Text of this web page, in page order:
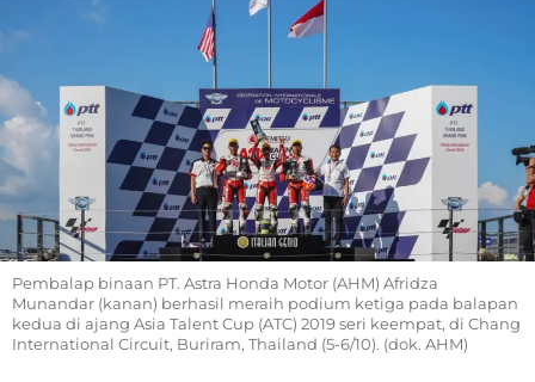
Pembalap binaan PT. Astra Honda Motor (AHM) Afridza
Munandar (kanan) berhasil meraih podium ketiga pada balapan
kedua di ajang Asia Talent Cup (ATC) 2019 seri keempat, di Chang
International Circuit, Buriram, Thailand (5-6/10). (dok. AHM)